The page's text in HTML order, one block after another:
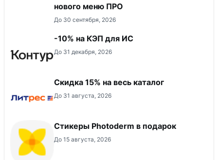
нового меню ПРО
До 30 сентября, 2026
-10% на КЭП для ИС
До 31 декабря, 2026
Скидка 15% на весь каталог
До 31 августа, 2026
Стикеры Photoderm в подарок
До 15 августа, 2026